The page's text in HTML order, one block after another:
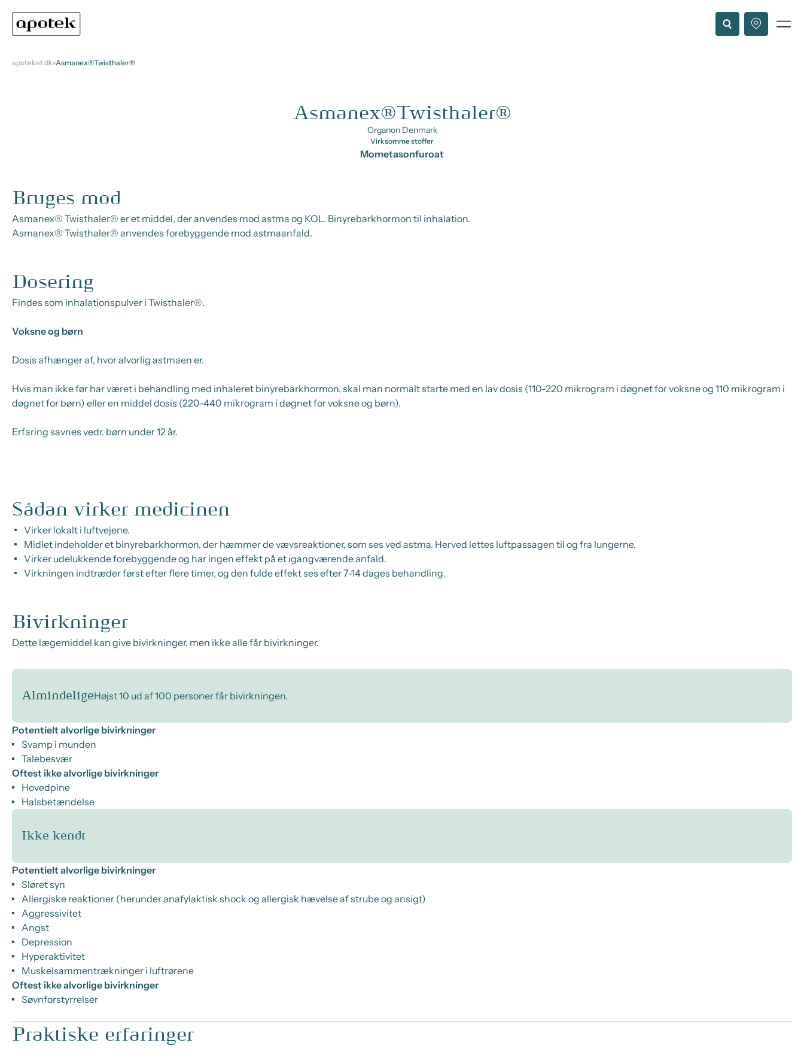
apoteket.dk Asmanex®Twisthaler®
Asmanex®Twisthaler®
Organon Denmark
Virksomme stoffer
Mometasonfuroat
Bruges mod
Asmanex® Twisthaler® er et middel, der anvendes mod astma og KOL. Binyrebarkhormon til inhalation.
Asmanex® Twisthaler® anvendes forebyggende mod astmaanfald.
Dosering
Findes som inhalationspulver i Twisthaler®.
Voksne og børn
Dosis afhænger af, hvor alvorlig astmaen er.
Hvis man ikke før har været i behandling med inhaleret binyrebarkhormon, skal man normalt starte med en lav dosis (110-220 mikrogram i døgnet for voksne og 110 mikrogram i
døgnet for børn) eller en middel dosis (220-440 mikrogram i døgnet for voksne og børn).
Erfaring savnes vedr. børn under 12 år.
Sådan virker medicinen
Virker lokalt i luftvejene.
Midlet indeholder et binyrebarkhormon, der hæmmer de vævsreaktioner, som ses ved astma. Herved lettes luftpassagen til og fra lungerne.
Virker udelukkende forebyggende og har ingen effekt på et igangværende anfald.
Virkningen indtræder først efter flere timer, og den fulde effekt ses efter 7-14 dages behandling.
Bivirkninger
Dette lægemiddel kan give bivirkninger, men ikke alle får bivirkninger.
AlmindeligeHøjst 10 ud af 100 personer får bivirkningen.
Potentielt alvorlige bivirkninger
Svamp i munden
Talebesvær
Oftest ikke alvorlige bivirkninger
Hovedpine
Halsbetændelse
Ikke kendt
Potentielt alvorlige bivirkninger
Sløret syn
Allergiske reaktioner (herunder anafylaktisk shock og allergisk hævelse af strube og ansigt)
Aggressivitet
Angst
Depression
Hyperaktivitet
Muskelsammentrækninger i luftrørene
Oftest ikke alvorlige bivirkninger
Søvnforstyrrelser
Praktiske erfaringer